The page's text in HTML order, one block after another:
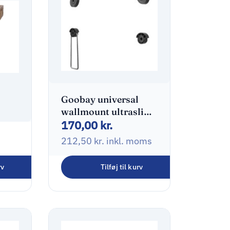
Goobay universal
wallmount ultraslim
32-55″
170,00 kr.
212,50 kr. inkl. moms
Tilføj til kurv